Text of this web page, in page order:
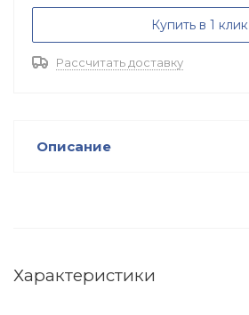
Купить в 1 клик
Рассчитать доставку
Описание
Характеристики